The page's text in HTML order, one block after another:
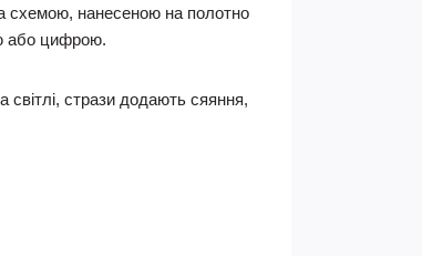
схемою, нанесеною на полотно
або цифрою.
світлі, стрази додають сяяння,